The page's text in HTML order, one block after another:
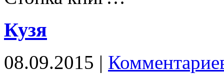
Кузя
08.09.2015 |